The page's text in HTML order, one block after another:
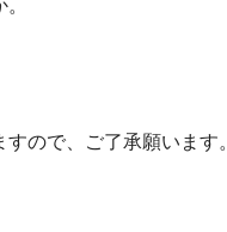
ので、ご了承願います。